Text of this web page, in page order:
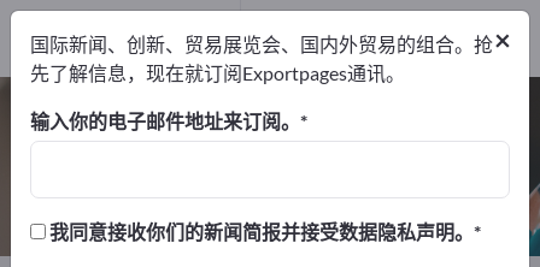
文件盘 – 查找制造商和供应商
6 5 1
制造商5
经销商1×
国际新闻、创新、贸易展览会、国内外贸易的组合。抢
先了解信息，现在就订阅Exportpages通讯。
输入你的电子邮件地址来订阅。
我同意接收你们的新闻简报并接受数据隐私声明。